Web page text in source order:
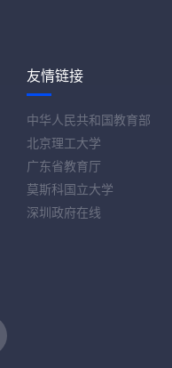
友情链接
中华人民共和国教育部
北京理工大学
广东省教育厅
莫斯科国立大学
深圳政府在线